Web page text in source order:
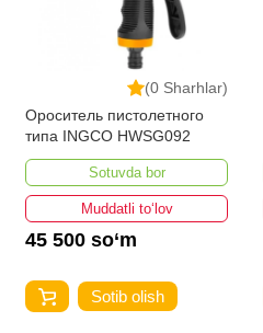
(0 Sharhlar)
Ороситель пистолетного
типа INGCO HWSG092
Sotuvda bor
Muddatli to‘lov
45 500 so‘m
Sotib olish